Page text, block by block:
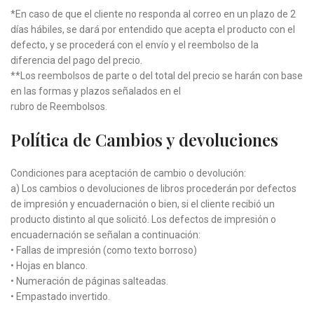
*En caso de que el cliente no responda al correo en un plazo de 2
días hábiles, se dará por entendido que acepta el producto con el
defecto, y se procederá con el envío y el reembolso de la
diferencia del pago del precio.
**Los reembolsos de parte o del total del precio se harán con base
en las formas y plazos señalados en el
rubro de Reembolsos.
Política de Cambios y devoluciones
Condiciones para aceptación de cambio o devolución:
a) Los cambios o devoluciones de libros procederán por defectos
de impresión y encuadernación o bien, si el cliente recibió un
producto distinto al que solicitó. Los defectos de impresión o
encuadernación se señalan a continuación:
• Fallas de impresión (como texto borroso)
• Hojas en blanco.
• Numeración de páginas salteadas.
• Empastado invertido.